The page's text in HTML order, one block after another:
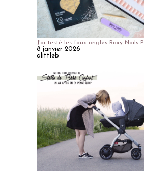
J'ai testé les faux ongles Roxy Nails
8 janvier 2026
alittleb